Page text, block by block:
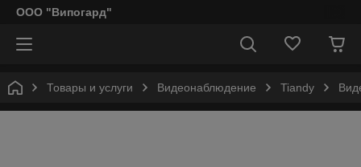
ООО "Випогард"
Товары и услуги Видеонаблюдение Tiandy